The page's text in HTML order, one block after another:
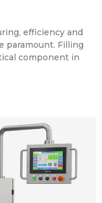
efficiency and
paramount. Filling
component in